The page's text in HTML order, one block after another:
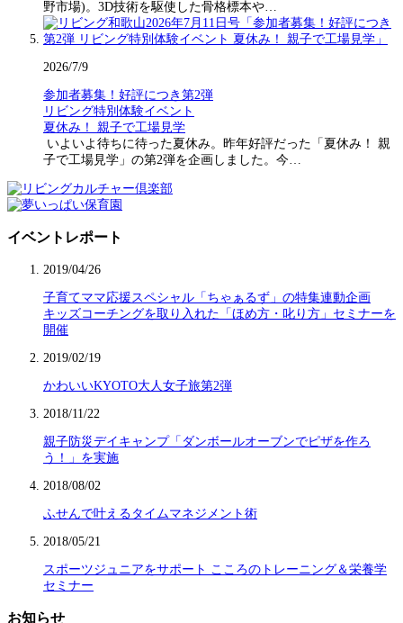
野市場)。3D技術を駆使した骨格標本や…
2026/7/9
参加者募集！好評につき第2弾
リビング特別体験イベント
夏休み！ 親子で工場見学
いよいよ待ちに待った夏休み。昨年好評だった「夏休み！ 親
子で工場見学」の第2弾を企画しました。今…
イベントレポート
2019/04/26
子育てママ応援スペシャル「ちゃぁるず」の特集連動企画
キッズコーチングを取り入れた「ほめ方・叱り方」セミナーを
開催
2019/02/19
かわいいKYOTO大人女子旅第2弾
2018/11/22
親子防災デイキャンプ「ダンボールオーブンでピザを作ろ
う！」を実施
2018/08/02
ふせんで叶えるタイムマネジメント術
2018/05/21
スポーツジュニアをサポート こころのトレーニング＆栄養学
セミナー
お知らせ